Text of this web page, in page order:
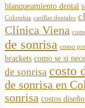
blanqueamiento dental
Colombia carillas dentales
Clínica Viena
de sonrisa como
brackets como se si
de sonrisa costo
de sonrisa en
sonrisa costos